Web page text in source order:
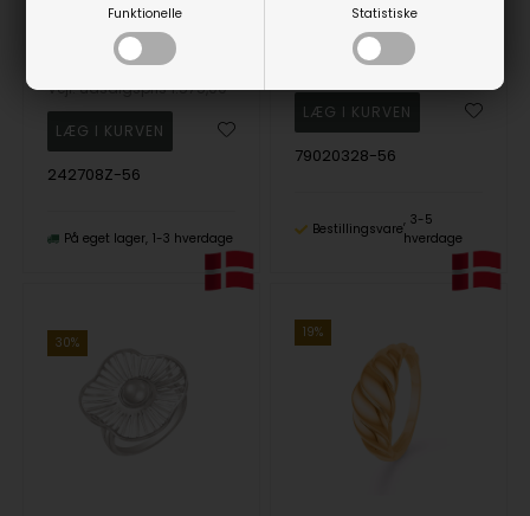
Funktionelle Statistiske
1.180,00 DKK
Vejl. udsalgspris1.575,00
242708Z-56
På eget lager 1-3 hverdage
Rabinovich
1.778,00 DKK
79020328-56
Bestillingsvare
3-5
hverdage
30%
19%